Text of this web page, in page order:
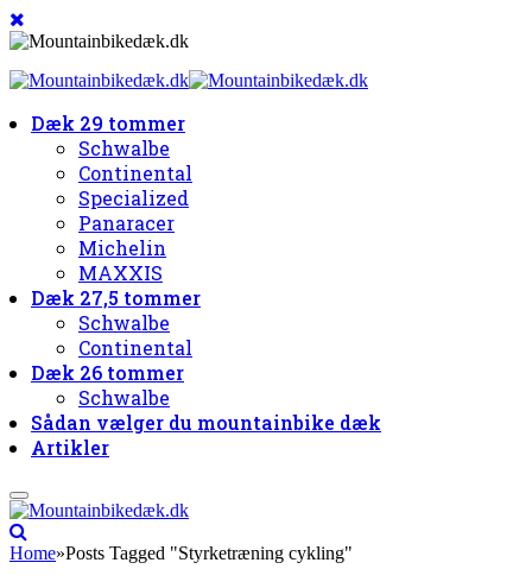
Dæk 29 tommer
Schwalbe
Continental
Specialized
Panaracer
Michelin
MAXXIS
Dæk 27,5 tommer
Schwalbe
Continental
Dæk 26 tommer
Schwalbe
Sådan vælger du mountainbike dæk
Artikler
Home»Posts Tagged "Styrketræning cykling"